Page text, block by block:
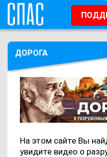
ДОРОГА
На этом сайте Вы
увидите видео о